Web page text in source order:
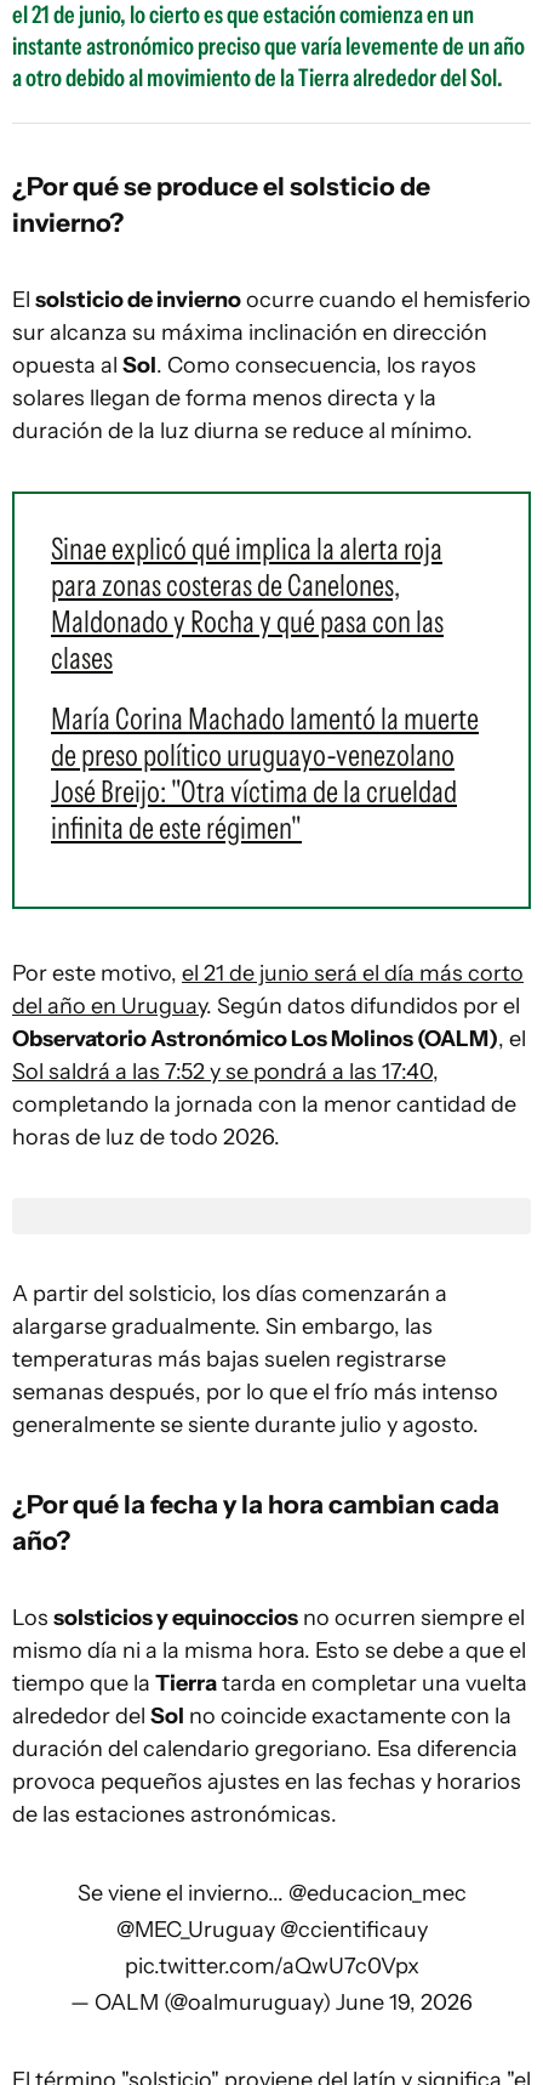
el 21 de junio, lo cierto es que estación comienza en un
instante astronómico preciso que varía levemente de un año
a otro debido al movimiento de la Tierra alrededor del Sol.
¿Por qué se produce el solsticio de
invierno?
El solsticio de inviernoocurre cuando el hemisferio
sur alcanza su máxima inclinación en dirección
opuesta al Sol. Como consecuencia, los rayos
solares llegan de forma menos directa y la
duración de la luz diurna se reduce al mínimo.
Sinae explicó qué implica la alerta roja
para zonas costeras de Canelones,
Maldonado y Rocha y qué pasa con las
clases
María Corina Machado lamentó la muerte
de preso político uruguayo-venezolano
José Breijo: "Otra víctima de la crueldad
infinita de este régimen"
Por este motivo, el 21 de junio será el día más corto
del año en Uruguay. Según datos difundidos por el
Observatorio Astronómico Los Molinos (OALM), el
Sol saldrá a las 7:52 y se pondrá a las 17:40,
completando la jornada con la menor cantidad de
horas de luz de todo 2026.
A partir del solsticio, los días comenzarán a
alargarse gradualmente. Sin embargo, las
temperaturas más bajas suelen registrarse
semanas después, por lo que el frío más intenso
generalmente se siente durante julio y agosto.
¿Por qué la fecha y la hora cambian cada
año?
Los solsticios y equinoccios no ocurren siempre el
mismo día ni a la misma hora. Esto se debe a que el
tiempo que la Tierratarda en completar una vuelta
alrededor del Sol no coincide exactamente con la
duración del calendario gregoriano. Esa diferencia
provoca pequeños ajustes en las fechas y horarios
de las estaciones astronómicas.
Se viene el invierno... @educacion_mec
@MEC_Uruguay @ccientificauy
pic.twitter.com/aQwU7c0Vpx
— OALM (@oalmuruguay) June 19, 2026